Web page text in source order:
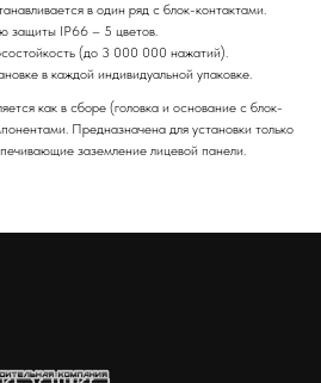
в один ряд с блок-контактами.
защиты IP66 – 5 цветов.
(до 3 000 000 нажатий).
в каждой индивидуальной упаковке.
как в сборе (головка и основание с блок-
Предназначена для установки только
заземление лицевой панели.